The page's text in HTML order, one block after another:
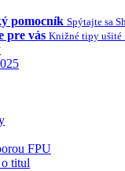
pomocník Spýtajte sa
pre vás Knižné tipy ušité
FPU
titul